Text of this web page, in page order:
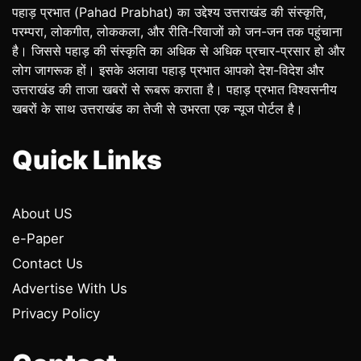
पहाड़ प्रभात (Pahad Prabhat) का उद्देश्य उत्तराखंड की संस्कृति,
परम्परा, लोकगीत, लोककला, और रीति-रिवाजों को जन-जन तक पहुंचाना
है। जिससे पहाड़ की संस्कृति का अधिक से अधिक प्रचार-प्रसार हो और
लोग जागरूक हों। इसके अलावा पहाड़ प्रभात आपको देश-विदेश और
उत्तराखंड की ताजा खबरों से रूबरू कराता है। पहाड़ प्रभात विश्वसनीय
खबरों के साथ उत्तराखंड का तेजी से उभरता एक न्यूज पोर्टल है।
Quick Links
About US
e-Paper
Contact Us
Advertise With Us
Privacy Policy